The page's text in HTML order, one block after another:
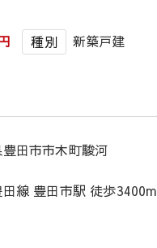
種別 新築戸建
豊田市市木町駿河
田線 豊田市駅 徒歩3400m